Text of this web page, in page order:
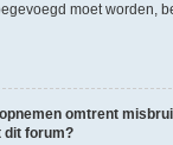
moet worden,
omtrent
dit forum?